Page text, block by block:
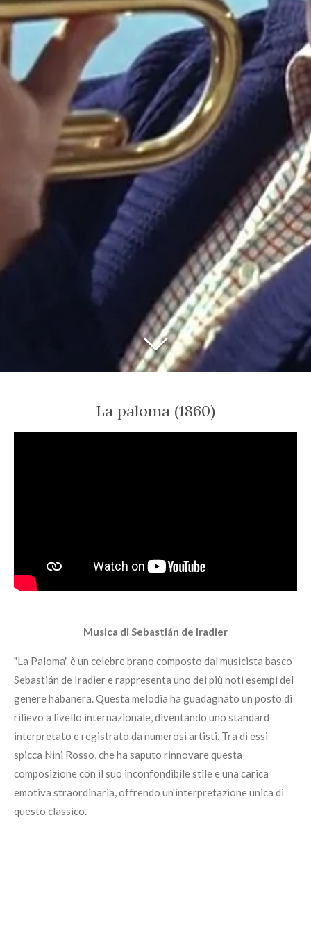
La paloma (1860)
Musica di Sebastián de Iradier
"La Paloma" è un celebre brano composto dal musicista basco
Sebastián de Iradier e rappresenta uno dei più noti esempi del
genere habanera. Questa melodia ha guadagnato un posto di
rilievo a livello internazionale, diventando uno standard
interpretato e registrato da numerosi artisti. Tra di essi
spicca Nini Rosso, che ha saputo rinnovare questa
composizione con il suo inconfondibile stile e una carica
emotiva straordinaria, offrendo un'interpretazione unica di
questo classico.